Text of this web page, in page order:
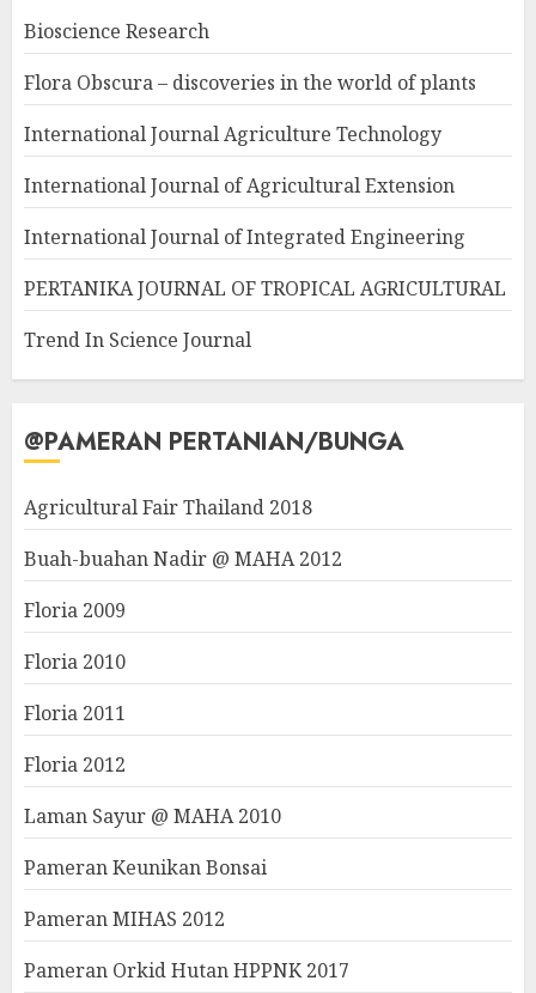
Bioscience Research
Flora Obscura – discoveries in the world of plants
International Journal Agriculture Technology
International Journal of Agricultural Extension
International Journal of Integrated Engineering
PERTANIKA JOURNAL OF TROPICAL AGRICULTURAL
Trend In Science Journal
@PAMERAN PERTANIAN/BUNGA
Agricultural Fair Thailand 2018
Buah-buahan Nadir @ MAHA 2012
Floria 2009
Floria 2010
Floria 2011
Floria 2012
Laman Sayur @ MAHA 2010
Pameran Keunikan Bonsai
Pameran MIHAS 2012
Pameran Orkid Hutan HPPNK 2017